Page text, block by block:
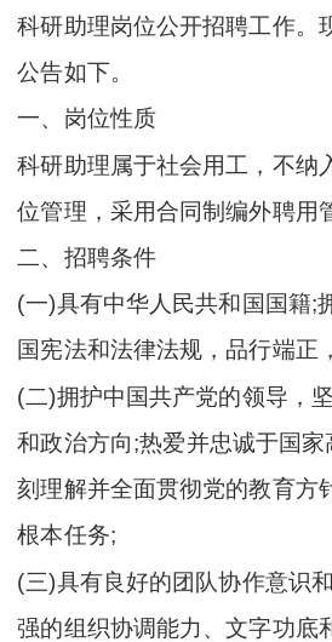
科研助理岗位公开招聘工作。
公告如下。
一、岗位性质
科研助理属于社会用工，不纳
位管理，采用合同制编外聘用
二、招聘条件
(一)具有中华人民共和国国籍;
国宪法和法律法规，品行端正
(二)拥护中国共产党的领导，
和政治方向;热爱并忠诚于国
刻理解并全面贯彻党的教育方
根本任务;
(三)具有良好的团队协作意识
强的组织协调能力、文字功底